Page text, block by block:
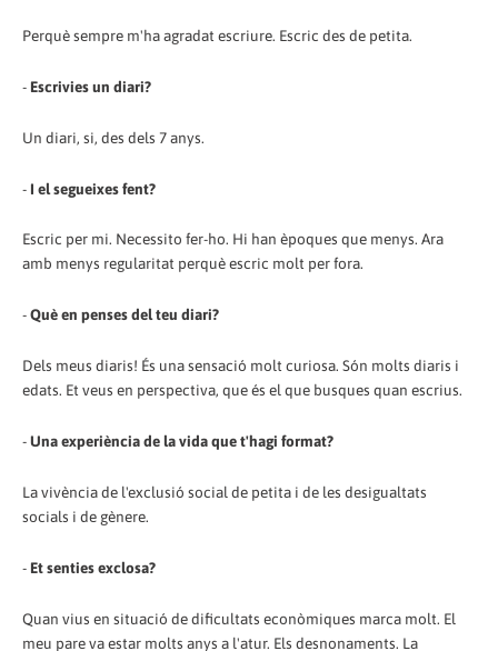
Perquè sempre m'ha agradat escriure. Escric des de petita.
- Escrivies un diari?
Un diari, si, des dels 7 anys.
- I el segueixes fent?
Escric per mi. Necessito fer-ho. Hi han èpoques que menys. Ara
amb menys regularitat perquè escric molt per fora.
-Què en penses del teu diari?
Dels meus diaris! És una sensació molt curiosa. Són molts diaris i
edats. Et veus en perspectiva, que és el que busques quan escrius.
-Una experiència de la vida que t'hagi format?
La vivència de l'exclusió social de petita i de les desigualtats
socials i de gènere.
- Et senties exclosa?
Quan vius en situació de dificultats econòmiques marca molt. El
meu pare va estar molts anys a l'atur. Els desnonaments. La